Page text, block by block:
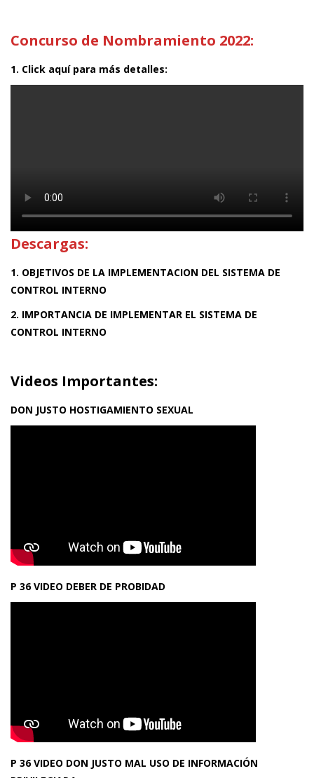
Concurso de Nombramiento 2022:
1. Click aquí para más detalles:
Descargas:
1. OBJETIVOS DE LA IMPLEMENTACION DEL SISTEMA DE
CONTROL INTERNO
2. IMPORTANCIA DE IMPLEMENTAR EL SISTEMA DE
CONTROL INTERNO
Videos Importantes:
DON JUSTO HOSTIGAMIENTO SEXUAL
P 36 VIDEO DEBER DE PROBIDAD
P 36 VIDEO DON JUSTO MAL USO DE INFORMACIÓN